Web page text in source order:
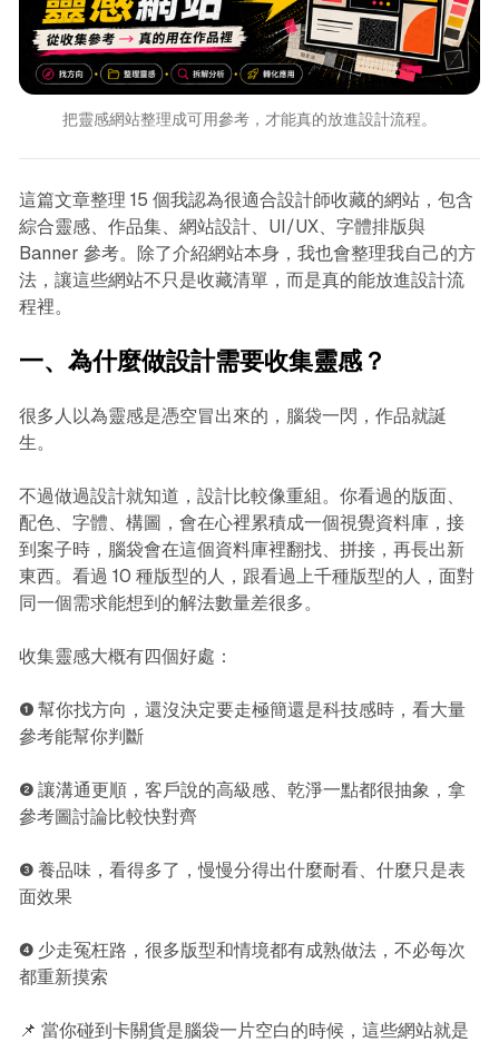
把靈感網站整理成可用參考，才能真的放進設計流程。
這篇文章整理 15 個我認為很適合設計師收藏的網站，包含
綜合靈感、作品集、網站設計、UI/UX、字體排版與
Banner 參考。除了介紹網站本身，我也會整理我自己的方
法，讓這些網站不只是收藏清單，而是真的能放進設計流
程裡。
一、為什麼做設計需要收集靈感？
很多人以為靈感是憑空冒出來的，腦袋一閃，作品就誕
生。
不過做過設計就知道，設計比較像重組。你看過的版面、
配色、字體、構圖，會在心裡累積成一個視覺資料庫，接
到案子時，腦袋會在這個資料庫裡翻找、拼接，再長出新
東西。看過 10 種版型的人，跟看過上千種版型的人，面對
同一個需求能想到的解法數量差很多。
收集靈感大概有四個好處：
❶ 幫你找方向，還沒決定要走極簡還是科技感時，看大量
參考能幫你判斷
❷ 讓溝通更順，客戶說的高級感、乾淨一點都很抽象，拿
參考圖討論比較快對齊
❸ 養品味，看得多了，慢慢分得出什麼耐看、什麼只是表
面效果
❹ 少走冤枉路，很多版型和情境都有成熟做法，不必每次
都重新摸索
📌 當你碰到卡關貨是腦袋一片空白的時候，這些網站就是